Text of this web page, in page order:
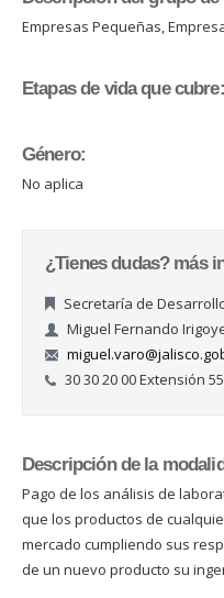
Empresas Pequeñas,
Etapas de vida que cubre:
Género:
No aplica
¿Tienes dudas? más
Secretaría de
Miguel Fernando
30 30 20 00 Extensión
Descripción de la
Pago de los análisis de
que los productos de
mercado cumpliendo sus
de un nuevo producto su